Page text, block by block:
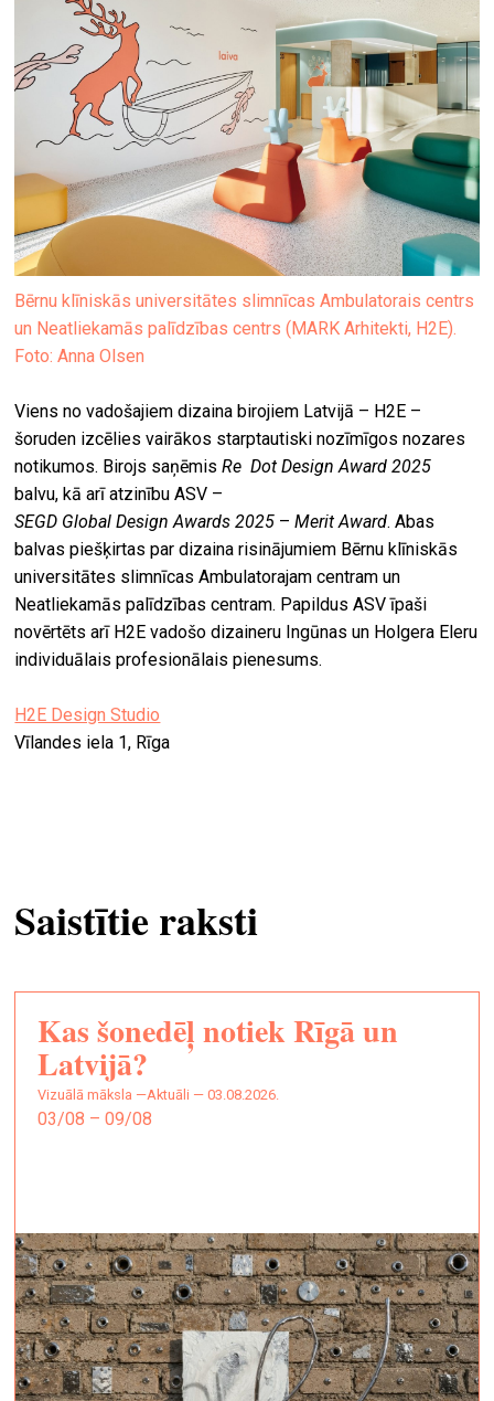
Bērnu klīniskās universitātes slimnīcas Ambulatorais centrs
un Neatliekamās palīdzības centrs (MARK Arhitekti, H2E).
Foto: Anna Olsen
Viens no vadošajiem dizaina birojiem Latvijā – H2E –
šoruden izcēlies vairākos starptautiski nozīmīgos nozares
notikumos. Birojs saņēmisRe Dot Design Award 2025
balvu, kā arī atzinību ASV –
SEGD Global Design Awards 2025 –Merit Award. Abas
balvas piešķirtas par dizaina risinājumiem Bērnu klīniskās
universitātes slimnīcas Ambulatorajam centram un
Neatliekamās palīdzības centram. Papildus ASV īpaši
novērtēts arī H2E vadošo dizaineru Ingūnas un Holgera Eleru
individuālais profesionālais pienesums.
H2E Design Studio
Vīlandes iela 1, Rīga
Saistītie raksti
Kas šonedēļ notiek Rīgā un
Latvijā?
vizuālā māksla —Aktuāli — 03.08.2026.
03/08 – 09/08